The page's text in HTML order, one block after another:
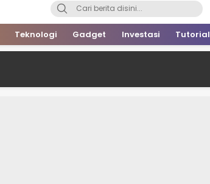
Teknologi Gadget Investasi Tutorial